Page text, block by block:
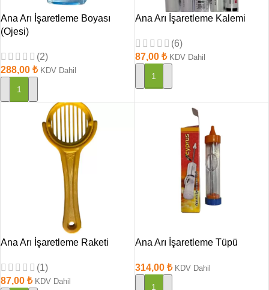
Ana Arı İşaretleme Boyası
(Ojesi)
(2)
288,00 ₺ KDV Dahil
SEPETE EKLE
Ana Arı İşaretleme Kalemi
(6)
87,00 ₺ KDV Dahil
SEPETE EKLE
Ana Arı İşaretleme Raketi
(1)
87,00 ₺ KDV Dahil
Ana Arı İşaretleme Tüpü
314,00 ₺ KDV Dahil
SEPETE EKLE